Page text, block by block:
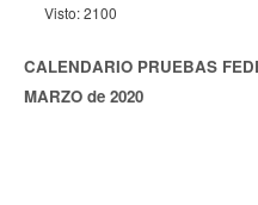
Visto: 2100
CALENDARIO PRUEBAS
MARZO de 2020